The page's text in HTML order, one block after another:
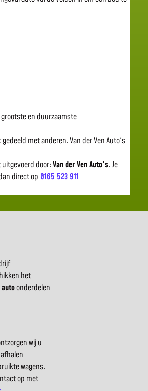
grootste en duurzaamste
met anderen. Van der Ven Auto's
uitgevoerd door:Van der Ven Auto's.Je
direct op 0165 523 911
het
autoonderdelen
wij u
wagens.
op met